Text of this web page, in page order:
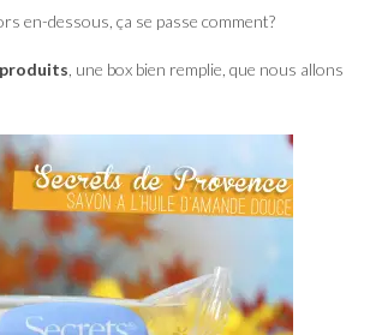
en-dessous, ça se passe comment?
, une box bien remplie, que nous allons